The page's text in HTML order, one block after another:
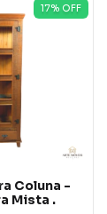
17% OFF
Coluna -
Mista .